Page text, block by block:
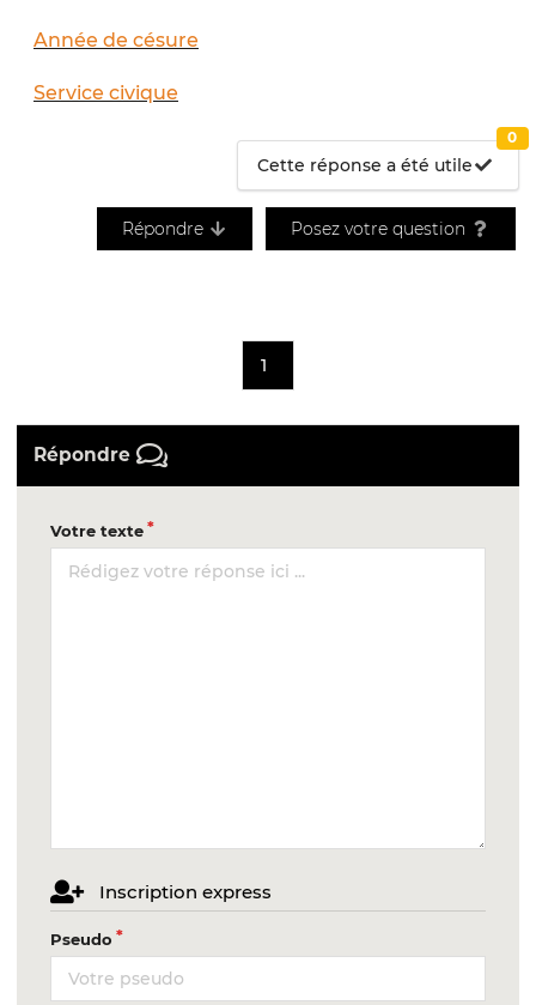
Année de césure
Service civique
Cette réponse a été utile
0
Répondre Posez votre question
1
Répondre
Votre texte
Inscription express
Pseudo